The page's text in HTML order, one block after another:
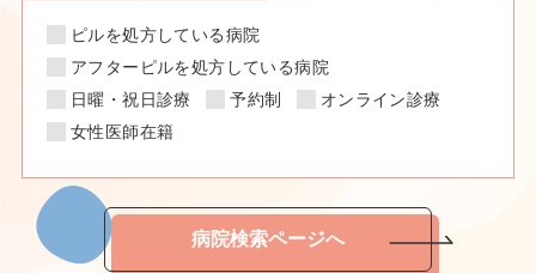
ピルを処方している病院
アフターピルを処方している病院
日曜・祝日診療
予約制
オンライン診療
女性医師在籍
病院検索ページへ